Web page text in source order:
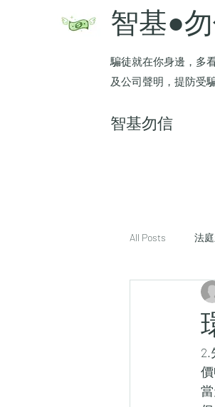
智基●
騙徒就在你身邊，多
及公司聲明，提防受
​智基勿信
All Posts 法
2.